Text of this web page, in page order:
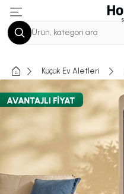
Ürün, kategori ara
Küçük Ev Aletleri